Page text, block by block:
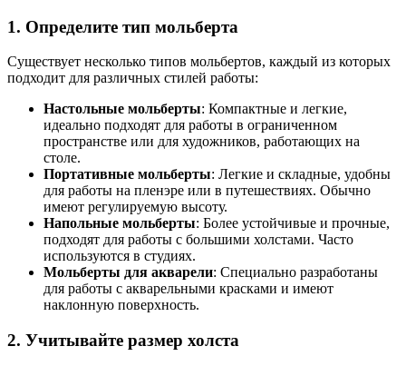
1. Определите тип мольберта
Существует несколько типов мольбертов, каждый из которых
подходит для различных стилей работы:
Настольные мольберты: Компактные и легкие,
идеально подходят для работы в ограниченном
пространстве или для художников, работающих на
столе.
Портативные мольберты: Легкие и складные, удобны
для работы на пленэре или в путешествиях. Обычно
имеют регулируемую высоту.
Напольные мольберты: Более устойчивые и прочные,
подходят для работы с большими холстами. Часто
используются в студиях.
Мольберты для акварели: Специально разработаны
для работы с акварельными красками и имеют
наклонную поверхность.
2. Учитывайте размер холста